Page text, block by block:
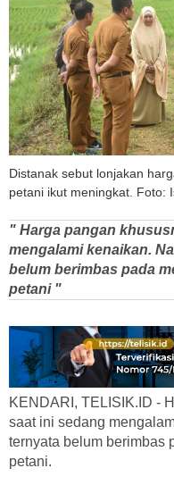
Distanak sebut lonjakan
petani ikut meningkat. Foto:
" Harga pangan
mengalami kenaikan.
belum berimbas pada
petani "
KENDARI, TELISIK.ID -
saat ini sedang
ternyata belum berimbas
petani.